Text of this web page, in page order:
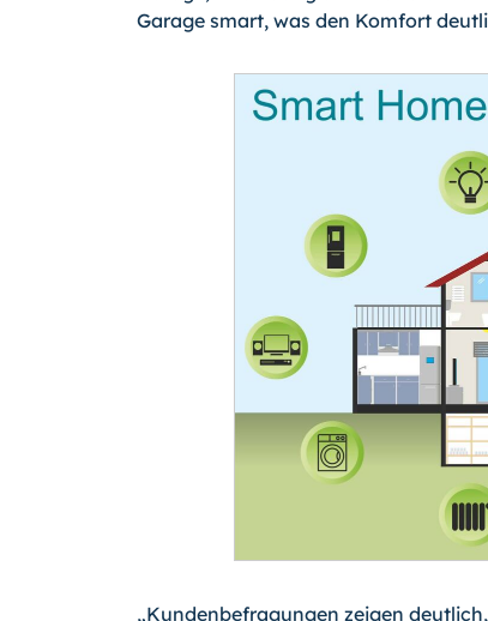
Garage smart, was den Komfort
„Kundenbefragungen zeigen